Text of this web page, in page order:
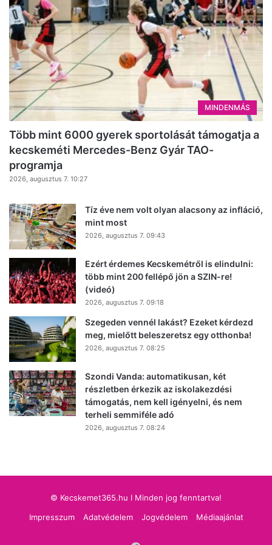
MINDENMÁS
Több mint 6000 gyerek sportolását támogatja a
kecskeméti Mercedes-Benz Gyár TAO-
programja
2026, augusztus 7. 10:27
Tíz éve nem volt olyan alacsony az infláció,
mint most
2026, augusztus 7. 09:43
Ezért érdemes Kecskemétről is elindulni:
több mint 200 fellépő jön a SZIN-re!
(videó)
2026, augusztus 7. 09:18
Szegeden vennél lakást? Ezeket kérdezd
meg, mielőtt beleszeretsz egy otthonba!
2026, augusztus 7. 08:25
Szondi Vanda: automatikusan, két
részletben érkezik az iskolakezdési
támogatás, nem kell igényelni, és nem
terheli semmiféle adó
2026, augusztus 7. 08:24
© Kecskemet365.hu I Minden jog fenntartva!
Impresszum
Adatvédelem Jogvédelem Médiaajánlat